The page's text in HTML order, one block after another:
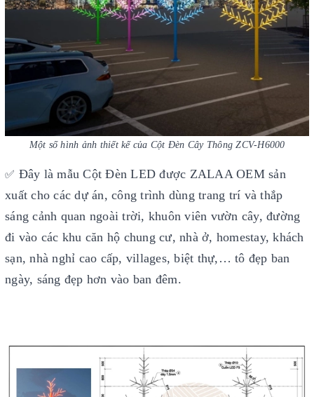
Một số hình ảnh thiết kế của Cột Đèn Cây Thông ZCV-H6000
✅ Đây là mẫu Cột Đèn LED được ZALAA OEM sản
xuất cho các dự án, công trình dùng trang trí và thắp
sáng cảnh quan ngoài trời, khuôn viên vườn cây, đường
đi vào các khu căn hộ chung cư, nhà ở, homestay, khách
sạn, nhà nghỉ cao cấp, villages, biệt thự,… tô đẹp ban
ngày, sáng đẹp hơn vào ban đêm.